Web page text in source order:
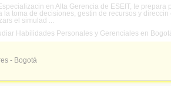
en Alta Gerencia de ESEIT, te
la toma de decisiones, gestin de recursos y
el simulad ...
Habilidades Personales y Gerenciales en
- Bogotá